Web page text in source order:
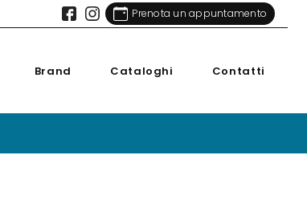
Prenota un appuntamento
Brand Cataloghi Contatti